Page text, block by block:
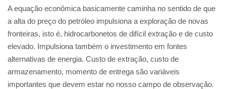
A equação econômica basicamente caminha no sentido de que
a alta do preço do petróleo impulsiona a exploração de novas
fronteiras, isto é, hidrocarbonetos de difícil extração e de custo
elevado. Impulsiona também o investimento em fontes
alternativas de energia. Custo de extração, custo de
armazenamento, momento de entrega são variáveis
importantes que devem estar no nosso campo de observação.